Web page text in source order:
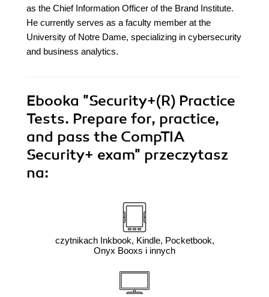
as the Chief Information Officer of the Brand Institute.
He currently serves as a faculty member at the
University of Notre Dame, specializing in cybersecurity
and business analytics.
Ebooka "Security+(R) Practice
Tests. Prepare for, practice,
and pass the CompTIA
Security+ exam" przeczytasz
na:
czytnikach Inkbook, Kindle, Pocketbook,
Onyx Booxs i innych